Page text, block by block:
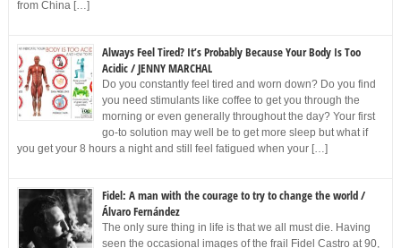
from China […]
Always Feel Tired? It’s Probably Because Your Body Is Too
Acidic / JENNY MARCHAL
Do you constantly feel tired and worn down? Do you find
you need stimulants like coffee to get you through the
morning or even generally throughout the day? Your first
go-to solution may well be to get more sleep but what if
you get your 8 hours a night and still feel fatigued when your […]
Fidel: A man with the courage to try to change the world /
Álvaro Fernández
The only sure thing in life is that we all must die. Having
seen the occasional images of the frail Fidel Castro at 90,